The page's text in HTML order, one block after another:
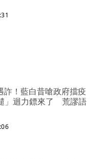
詐！藍白昔嗆政府擋疫
」迴力鏢來了 荒謬語